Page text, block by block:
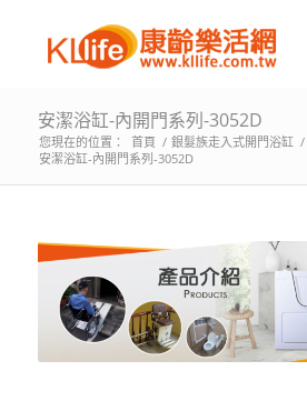
安潔浴缸-內開門系列-3052D
您現在的位置： 首頁 / 銀髮族走入式開門浴缸 /
安潔浴缸-內開門系列-3052D